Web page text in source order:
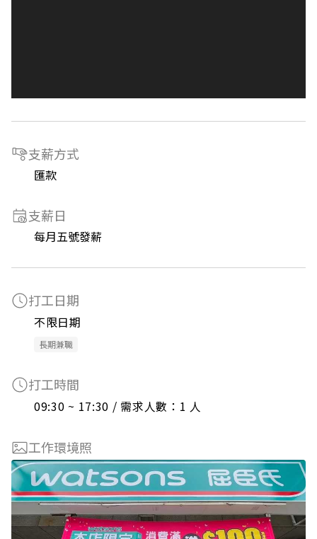
支薪方式
匯款
支薪日
每月五號發薪
打工日期
不限日期
長期兼職
打工時間
09:30 ~ 17:30 / 需求人數：1 人
工作環境照